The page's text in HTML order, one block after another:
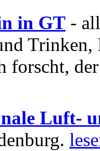
in GT -
forscht,
Luft-